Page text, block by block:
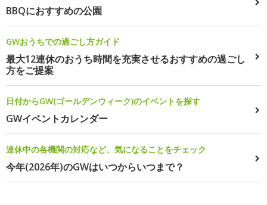
BBQにおすすめの公園
GWおうちでの過ごし方ガイド
最大12連休のおうち時間を充実させるおすすめの過ごし
方をご提案
日付からGW(ゴールデンウィーク)のイベントを探す
GWイベントカレンダー
連休中の各機関の対応など、気になることをチェック
今年(2026年)のGWはいつからいつまで？